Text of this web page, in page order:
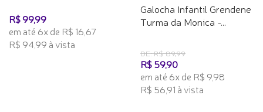
R$ 99,99
em até 6x de R$ 16,67
R$ 94,99 à vista
Galocha Infantil Grendene
Turma da Monica -...
DE: R$ 89,99
R$ 59,90
em até 6x de R$ 9,98
R$ 56,91 à vista